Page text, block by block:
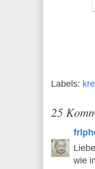
Labels:
25
wie